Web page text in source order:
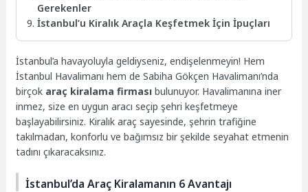
Gerekenler
İstanbul’u Kiralık Araçla Keşfetmek İçin İpuçları
İstanbul’a havayoluyla geldiyseniz, endişelenmeyin! Hem
İstanbul Havalimanı hem de Sabiha Gökçen Havalimanı’nda
birçok araç kiralama firması bulunuyor. Havalimanına iner
inmez, size en uygun aracı seçip şehri keşfetmeye
başlayabilirsiniz. Kiralık araç sayesinde, şehrin trafiğine
takılmadan, konforlu ve bağımsız bir şekilde seyahat etmenin
tadını çıkaracaksınız.
İstanbul’da Araç Kiralamanın 6 Avantajı